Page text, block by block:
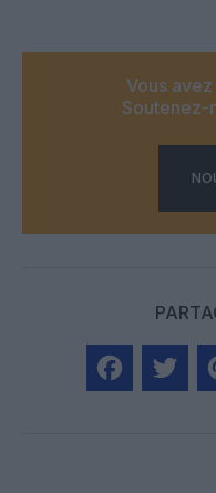
Vous
Soutenez-